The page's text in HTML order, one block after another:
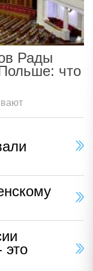
Рады
что
это